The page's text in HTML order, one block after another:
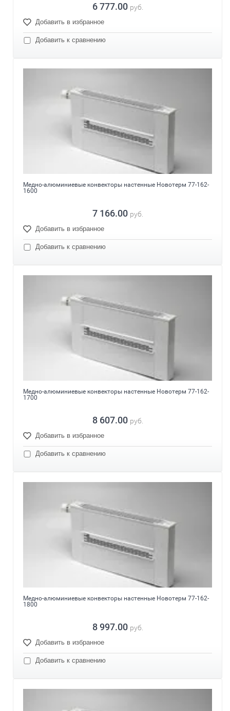
6 777.00 руб.
Добавить в избранное
Добавить к сравнению
Медно-алюминиевые конвекторы настенные Новотерм 77-162-
1600
7 166.00 руб.
Добавить в избранное
Добавить к сравнению
Медно-алюминиевые конвекторы настенные Новотерм 77-162-
1700
8 607.00 руб.
Добавить в избранное
Добавить к сравнению
Медно-алюминиевые конвекторы настенные Новотерм 77-162-
1800
8 997.00 руб.
Добавить в избранное
Добавить к сравнению